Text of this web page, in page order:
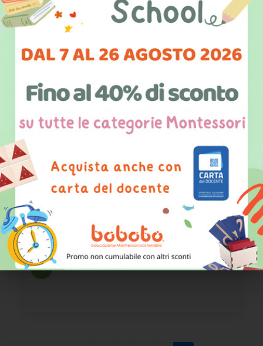
Presentazione del Boboto Camp
In occasione dell’evento Code4Lecce Day,
Boboto ha presentato il Boboto Camp: il
campus estivo per bambini e ragazzi dai 5 ai 10
anni che vogliono sperimentare la robotica, il
coding e la tecnologia in città!